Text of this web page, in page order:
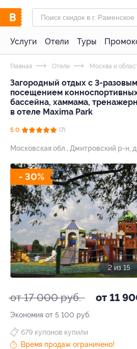
Услуги Отели Туры
Главная Отели Москва и
Загородный отдых с 3-
посещением
бассейна, хаммама,
в отеле Maxima Park
5.0 (7)
Московская обл., Дмитровский р-н,
- 30%
3 из 15
от 17 000 руб. от 11
Экономия от 5 100 руб.
679 купонов купили
Время продаж ограничено!